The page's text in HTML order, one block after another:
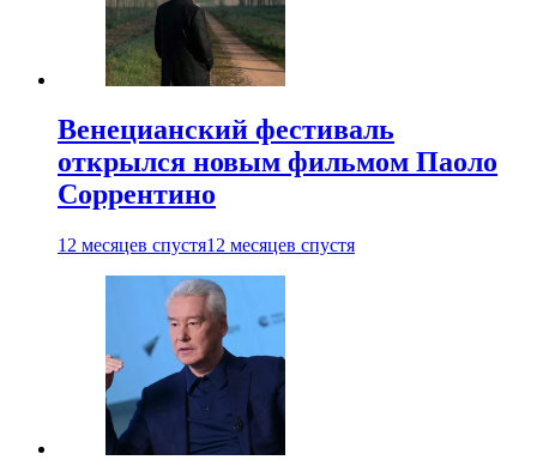
Венецианский фестиваль
открылся новым фильмом Паоло
Соррентино
12 месяцев спустя12 месяцев спустя